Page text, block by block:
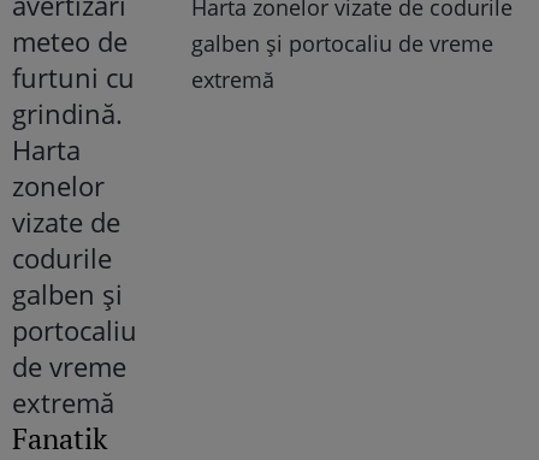
Harta zonelor vizate de codurile
galben și portocaliu de vreme
extremă
Fanatik